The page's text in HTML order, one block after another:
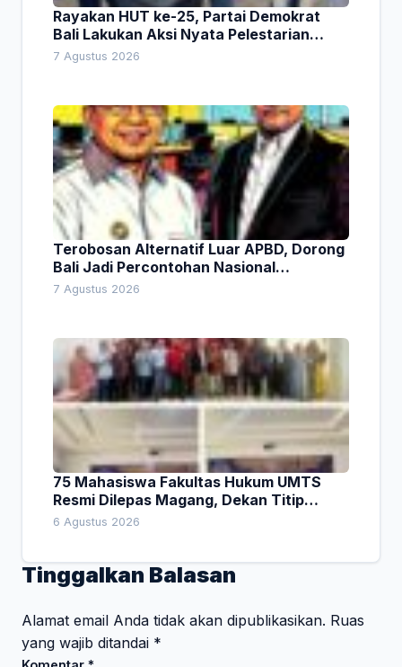
Rayakan HUT ke-25, Partai Demokrat
Bali Lakukan Aksi Nyata Pelestarian
Lingkungan
7 Agustus 2026
Terobosan Alternatif Luar APBD, Dorong
Bali Jadi Percontohan Nasional
Pembiayaan Daerah
7 Agustus 2026
75 Mahasiswa Fakultas Hukum UMTS
Resmi Dilepas Magang, Dekan Titip
Empat Pesan Penting
6 Agustus 2026
Tinggalkan Balasan
Alamat email Anda tidak akan dipublikasikan. Ruas
yang wajib ditandai *